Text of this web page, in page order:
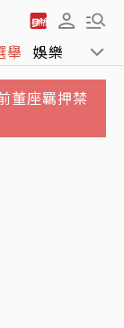
舉 娛樂 運動
董座羈押禁